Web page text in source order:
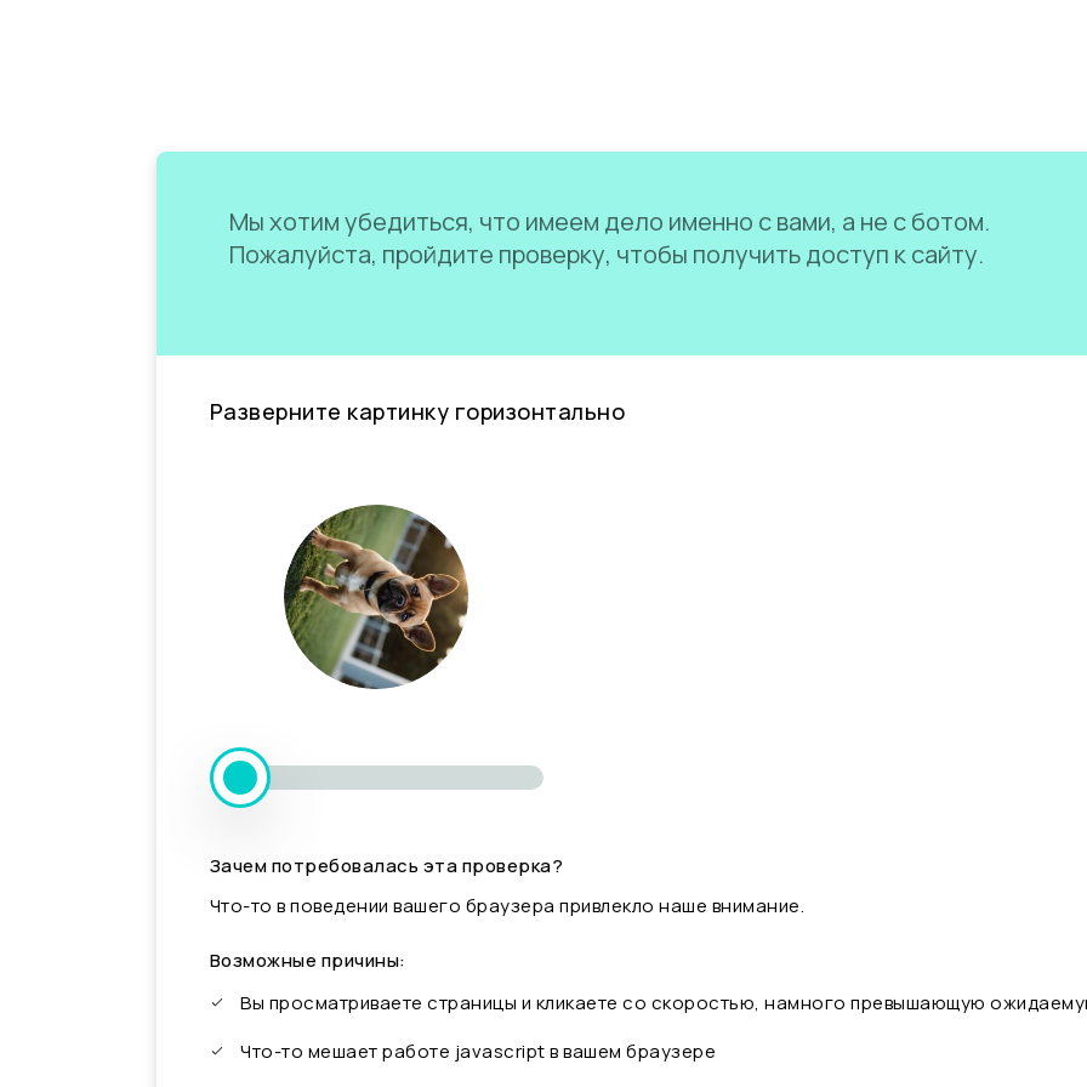
Мы хотим убедиться, что имеем дело именно с вами, а не с ботом.
Пожалуйста, пройдите проверку, чтобы получить доступ к сайту.
Разверните картинку горизонтально
Зачем потребовалась эта проверка?
Что-то в поведении вашего браузера привлекло наше внимание.
Возможные причины:
Вы просматриваете страницы и кликаете со скоростью, намного превышающую
Что-то мешает работе javascript в вашем браузере